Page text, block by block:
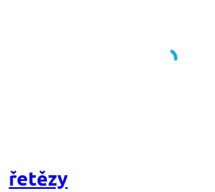
řetězy